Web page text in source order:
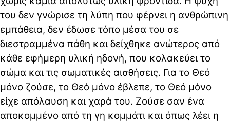
του δεν γνώρισε τη λύπη που φέρνει η ανθρώπινη
εμπάθεια, δεν έδωσε τόπο μέσα του σε
διεστραμμένα πάθη και δείχθηκε ανώτερος από
κάθε εφήμερη υλική ηδονή, που κολακεύει το
σώμα και τις σωματικές αισθήσεις. Για το Θεό
μόνο ζούσε, το Θεό μόνο έβλεπε, το Θεό μόνο
είχε απόλαυση και χαρά του. Ζούσε σαν ένα
αποκομμένο από τη γη κομμάτι και όπως λέει η